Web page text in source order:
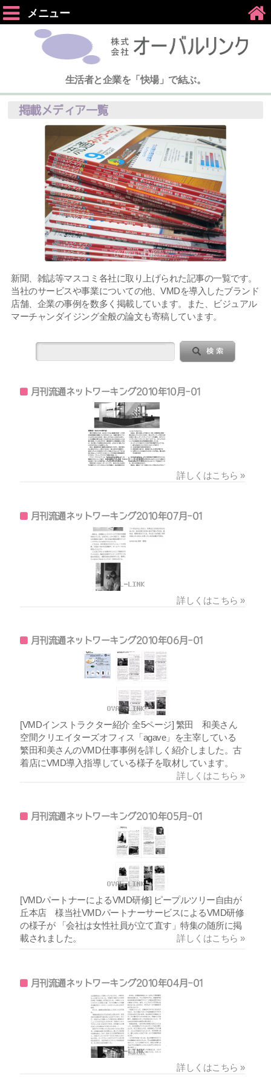
メニュー
生活者と企業を「快場」で結ぶ。
掲載メディア一覧
新聞、雑誌等マスコミ各社に取り上げられた記事の一覧です。
当社のサービスや事業についての他、VMDを導入したブランド
店舗、企業の事例を数多く掲載しています。また、ビジュアル
マーチャンダイジング全般の論文も寄稿しています。
月刊流通ネットワーキング2010年10月-01
詳しくはこちら »
月刊流通ネットワーキング2010年07月-01
詳しくはこちら »
月刊流通ネットワーキング2010年06月-01
[VMDインストラクター紹介 全5ページ] 繁田 和美さん
空間クリエイターズオフィス「agave」を主宰している
繁田和美さんのVMD仕事事例を詳しく紹介しました。古
着店にVMD導入指導している様子を取材しています。
詳しくはこちら »
月刊流通ネットワーキング2010年05月-01
[VMDパートナーによるVMD研修] ピープルツリー自由が
丘本店 様当社VMDパートナーサービスによるVMD研修
の様子が 「会社は女性社員が立て直す」特集の随所に掲
載されました。
詳しくはこちら »
月刊流通ネットワーキング2010年04月-01
詳しくはこちら »